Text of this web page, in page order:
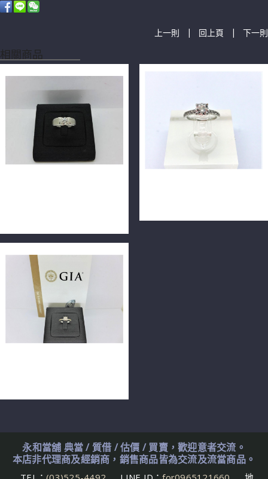
上一則 | 回上頁 | 下一則
相關商品
永和當舖 典當 / 質借 / 估價 / 買賣，歡迎意者交流。
本店非代理商及經銷商，銷售商品皆為交流及流當商品。